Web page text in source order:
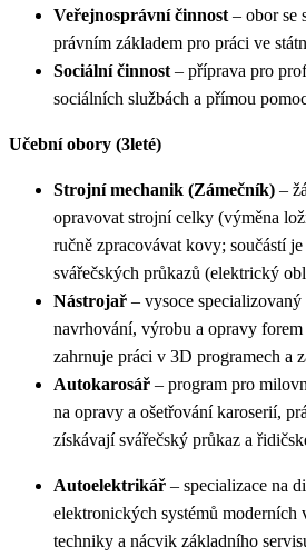
Veřejnosprávní činnost – obor se
právním základem pro práci ve
Sociální činnost – příprava pro
sociálních službách a přímou
Učební obory (3leté)
Strojní mechanik (Zámečník) –
opravovat strojní celky (výměna
ručně zpracovávat kovy; součástí
svářečských průkazů (elektrický
Nástrojař – vysoce specializovaný
navrhování, výrobu a opravy
zahrnuje práci v 3D programech a
Autokarosář – program pro
na opravy a ošetřování karoserií,
získávají svářečský průkaz a
Autoelektrikář – specializace na
elektronických systémů moderních
techniky a nácvik základního